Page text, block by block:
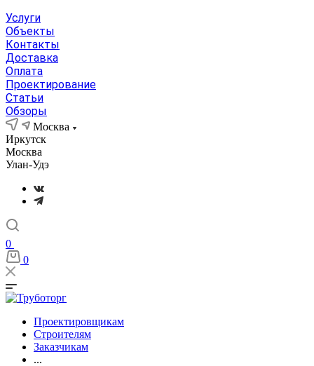
Услуги
Объекты
Контакты
Доставка
Оплата
Проектирование
Статьи
Обзоры
Москва
Иркутск
Москва
Улан-Удэ
0
0
Проектировщикам
Строителям
Заказчикам
...